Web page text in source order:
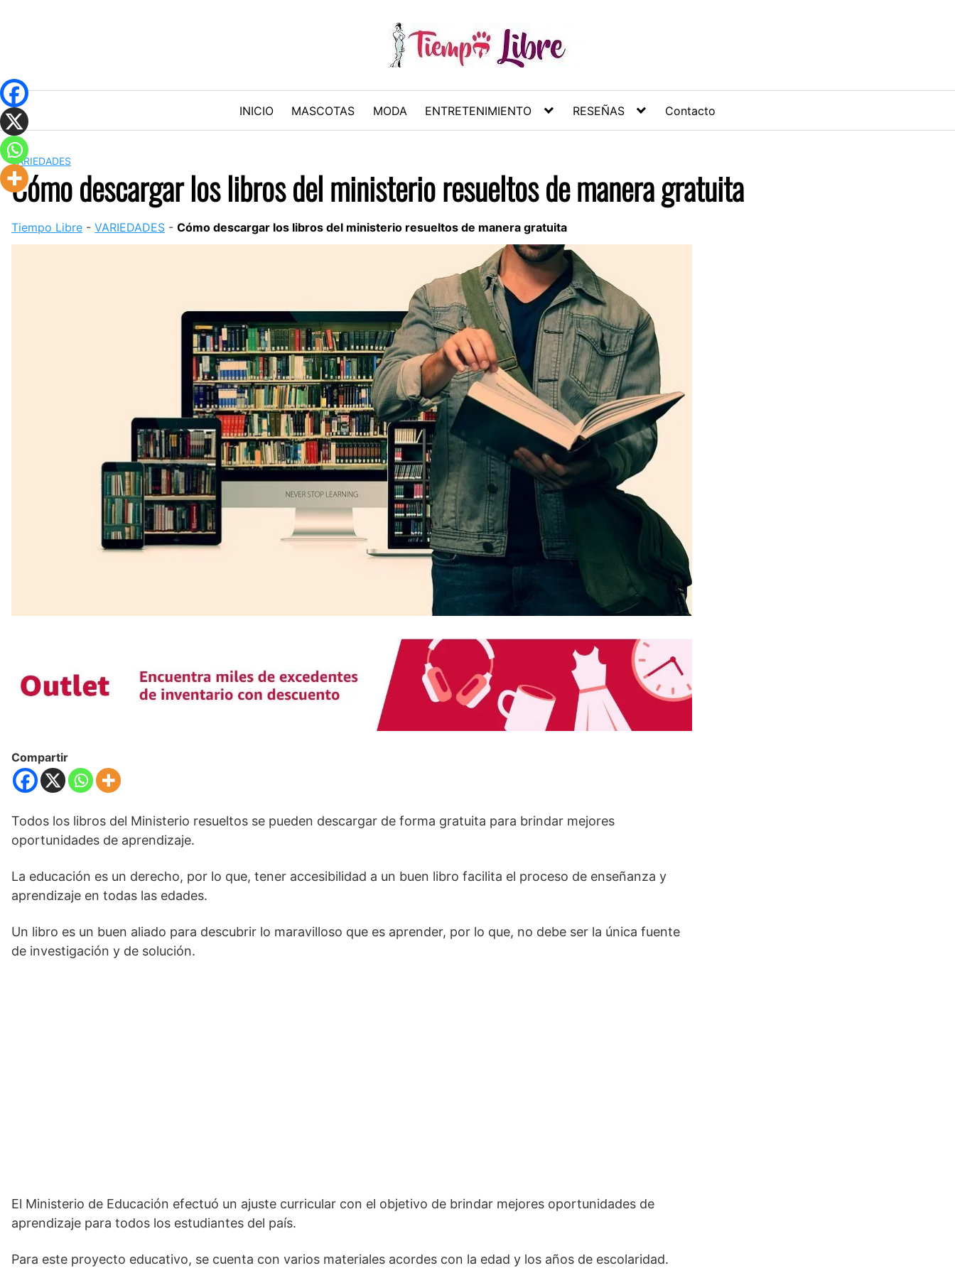
INICIO MASCOTAS MODA ENTRETENIMIENTO RESEÑAS Contacto
VARIEDADES
Cómo descargar los libros del ministerio resueltos de manera gratuita
Tiempo Libre - VARIEDADES - Cómo descargar los libros del ministerio resueltos de manera gratuita
Compartir
Todos los libros del Ministerio resueltos se pueden descargar de forma gratuita para brindar mejores
oportunidades de aprendizaje.
La educación es un derecho, por lo que, tener accesibilidad a un buen libro facilita el proceso de enseñanza y
aprendizaje en todas las edades.
Un libro es un buen aliado para descubrir lo maravilloso que es aprender, por lo que, no debe ser la única fuente
de investigación y de solución.
El Ministerio de Educación efectuó un ajuste curricular con el objetivo de brindar mejores oportunidades de
aprendizaje para todos los estudiantes del país.
Para este proyecto educativo, se cuenta con varios materiales acordes con la edad y los años de escolaridad.